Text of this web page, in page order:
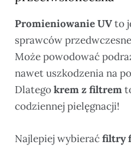
Promieniowanie UVto
sprawców
Może powodować
nawet uszkodzenia na
Dlategokrem z filtrem
codziennej pielęgnacji!
Najlepiej wybieraćfiltry